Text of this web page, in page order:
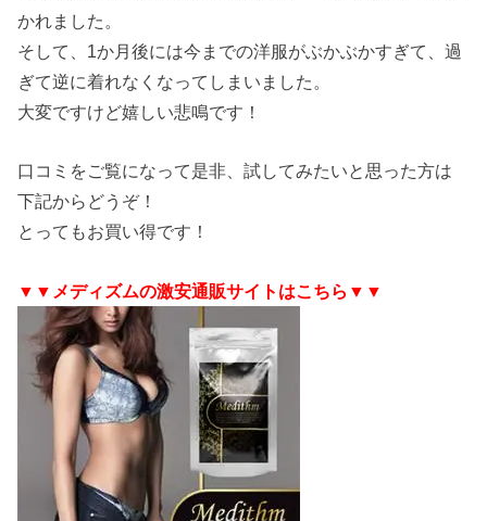
かれました。
そして、1か月後には今までの洋服がぶかぶかすぎて、過
ぎて逆に着れなくなってしまいました。
大変ですけど嬉しい悲鳴です！
口コミをご覧になって是非、試してみたいと思った方は
下記からどうぞ！
とってもお買い得です！
▼▼メディズムの激安通販サイトはこちら▼▼